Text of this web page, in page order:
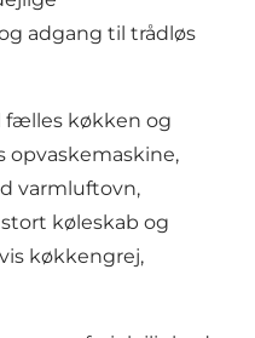
adgang til trådløs
fælles køkken og
opvaskemaskine,
varmluftovn,
køleskab og
køkkengrej,